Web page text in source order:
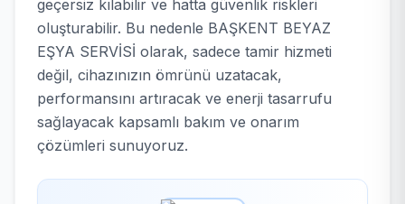
geçersiz kılabilir ve hatta güvenlik riskleri
oluşturabilir. Bu nedenle BAŞKENT BEYAZ
EŞYA SERVİSİ olarak, sadece tamir hizmeti
değil, cihazınızın ömrünü uzatacak,
performansını artıracak ve enerji tasarrufu
sağlayacak kapsamlı bakım ve onarım
çözümleri sunuyoruz.